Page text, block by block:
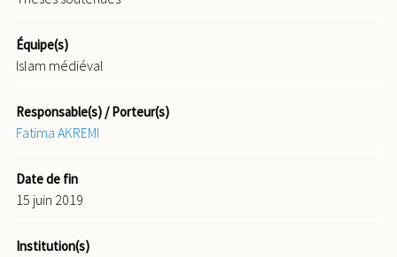
Équipe(s)
Islam médiéval
Responsable(s) / Porteur(s)
Fatima AKREMI
Date de fin
15 juin 2019
Institution(s)